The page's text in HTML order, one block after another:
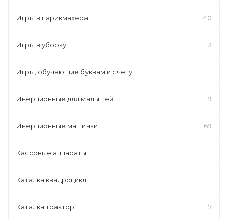
Игры в парикмахера 40
Игры в уборку 13
Игры, обучающие буквам и счету 1
Инерционные для малышей 19
Инерционные машинки 69
Кассовые аппараты 1
Каталка квадроцикл 11
Каталка трактор 7